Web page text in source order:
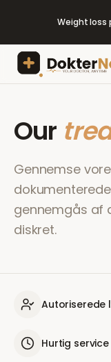
Weight loss
Our
Gennemse
gennemgås af
diskret.
Hurtig service